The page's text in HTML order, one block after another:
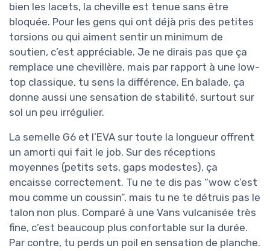
bien les lacets, la cheville est tenue sans être
bloquée. Pour les gens qui ont déjà pris des petites
torsions ou qui aiment sentir un minimum de
soutien, c’est appréciable. Je ne dirais pas que ça
remplace une chevillère, mais par rapport à une low-
top classique, tu sens la différence. En balade, ça
donne aussi une sensation de stabilité, surtout sur
sol un peu irrégulier.
La semelle G6 et l’EVA sur toute la longueur offrent
un amorti qui fait le job. Sur des réceptions
moyennes (petits sets, gaps modestes), ça
encaisse correctement. Tu ne te dis pas “wow c’est
mou comme un coussin”, mais tu ne te détruis pas le
talon non plus. Comparé à une Vans vulcanisée très
fine, c’est beaucoup plus confortable sur la durée.
Par contre, tu perds un poil en sensation de planche.